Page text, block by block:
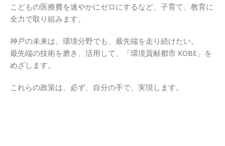
こどもの医療費を速やかにゼロにするなど、子育て、教育に
全力で取り組みます。
神戸の未来は、環境分野でも、最先端を走り続けたい。
最先端の技術を磨き、活用して、「環境貢献都市 KOBE」を
めざします。
これらの政策は、必ず、自分の手で、実現します。